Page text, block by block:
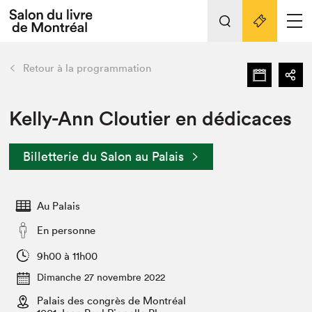
Espace médias
Espace exposant⋅e⋅s
Tout sur l'édition 2022
Actualités
Vidéos et Balados
Club de lecture Braindate
retour Nos activités
Édition 2022
Nous connaître
Projets partenaires 2022
Archives
Liens pratiques
Retour à la programmation
Kelly-Ann Cloutier en dédicaces
Billetterie du Salon au Palais
Au Palais
En personne
9h00 à 11h00
Dimanche 27 novembre 2022
Palais des congrès de Montréal